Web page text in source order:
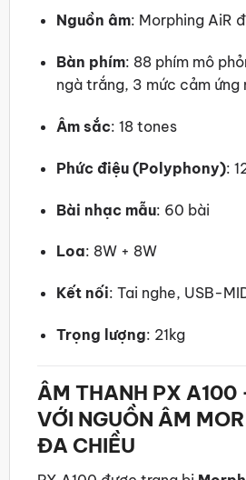
Nguồn âm: Morphing AiR
Bàn phím: 88 phím mô
ngà trắng, 3 mức cảm ứng
Âm sắc: 18 tones
Phức điệu (Polyphony):
Bài nhạc mẫu: 60 bài
Loa: 8W + 8W
Kết nối: Tai nghe, USB-
Trọng lượng: 21kg
ÂM THANH PX A100
VỚI NGUỒN ÂM
ĐA CHIỀU